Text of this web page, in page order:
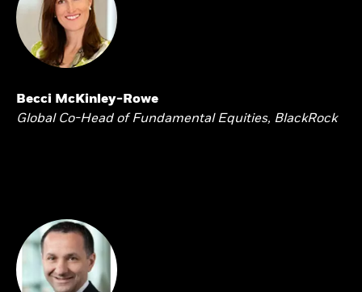
Becci McKinley-Rowe
Global Co-Head of Fundamental Equities, BlackRock